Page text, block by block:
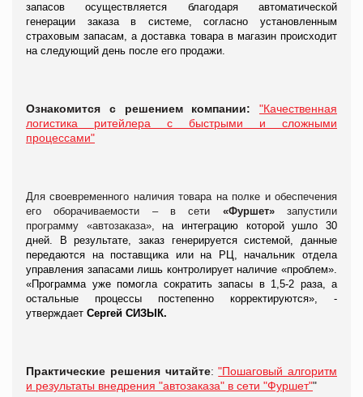
запасов осуществляется благодаря автоматической
генерации заказа в системе, согласно установленным
страховым запасам, а доставка товара в магазин происходит
на следующий день после его продажи.
Ознакомится с решением компании:
"Качественная
логистика ритейлера с быстрыми и сложными
процессами"
Для своевременного наличия товара на полке и обеспечения
его оборачиваемости – в сети «Фуршет»запустили
программу «автозаказа»,
на интеграцию которой ушло 30
дней. В результате, заказ генерируется системой, данные
передаются на поставщика или на РЦ, начальник отдела
управления запасами лишь контролирует наличие «проблем».
«Программа уже помогла сократить запасы в 1,5-2 раза, а
остальные процессы постепенно корректируются», -
утверждает Сергей СИЗЫК.
Практические решения читайте:"Пошаговый алгоритм
и результаты внедрения "автозаказа" в сети "Фуршет""